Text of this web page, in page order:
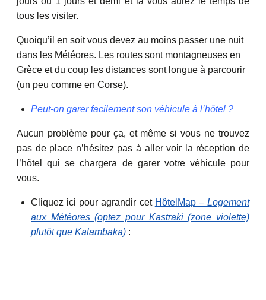
tous les visiter.
Quoiqu’il en soit vous devez au moins passer une nuit
dans les Météores. Les routes sont montagneuses en
Grèce et du coup les distances sont longue à parcourir
(un peu comme en Corse).
Peut-on garer facilement son véhicule à l’hôtel ?
Aucun problème pour ça, et même si vous ne trouvez
pas de place n’hésitez pas à aller voir la réception de
l’hôtel qui se chargera de garer votre véhicule pour
vous.
Cliquez ici pour agrandir cet HôtelMap –Logement
aux Météores (optez pour Kastraki (zone violette)
plutôt que Kalambaka) :